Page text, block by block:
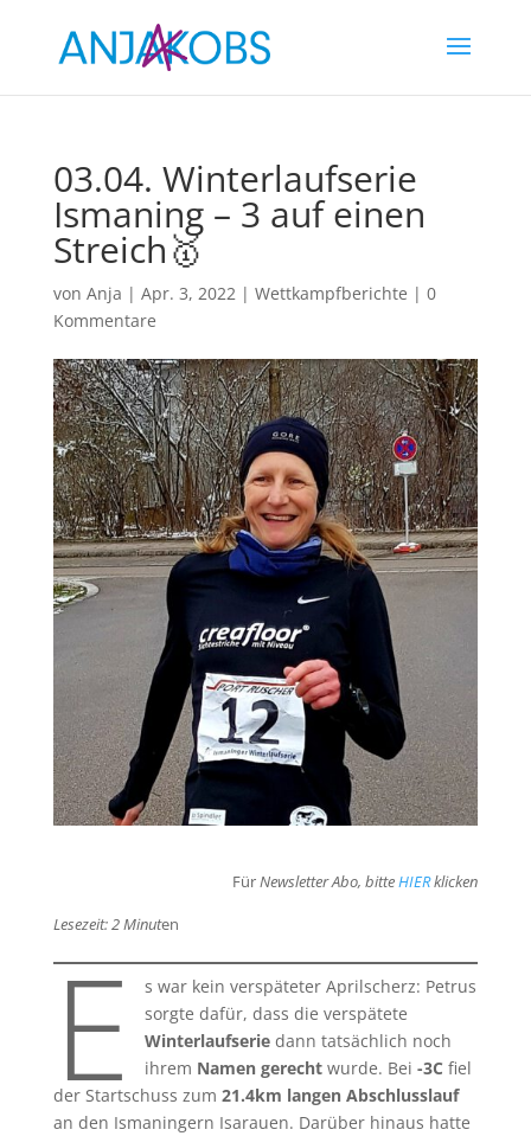
03.04. Winterlaufserie
Ismaning – 3 auf einen
Streich🥇
von Anja | Apr. 3, 2022| Wettkampfberichte | 0
Kommentare
FürNewsletter Abo, bitteHIERklicken
Lesezeit: 2 Minuten
E
s war kein verspäteter Aprilscherz: Petrus
sorgte dafür, dass die verspätete
Winterlaufserie dann tatsächlich noch
ihrem Namen gerecht wurde. Bei -3C fiel
der Startschuss zum 21.4km langen Abschlusslauf
an den Ismaningern Isarauen. Darüber hinaus hatte